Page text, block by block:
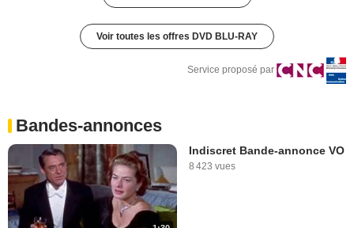
Voir toutes les offres DVD BLU-RAY
Service proposé par
Bandes-annonces
Indiscret Bande-annonce VO
8 423 vues